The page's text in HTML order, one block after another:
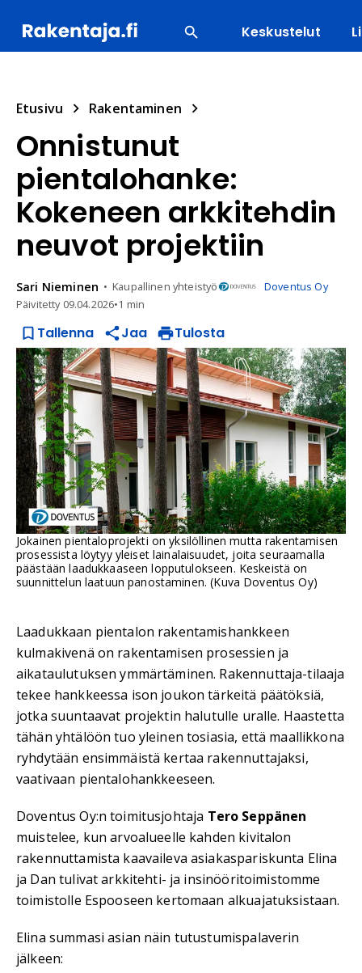
Keskustelut
Etusivu Rakentaminen
Onnistunut
pientalohanke:
Kokeneen arkkitehdin
neuvot projektiin
Sari Nieminen Kaupallinen yhteistyö
Doventus Oy
Päivitetty 09.04.2026•1 min
Tallenna Jaa Tulosta
Jokainen pientaloprojekti on yksilöllinen mutta rakentamisen
prosessista löytyy yleiset lainalaisuudet, joita seuraamalla
päästään laadukkaaseen lopputulokseen. Keskeistä on
suunnittelun laatuun panostaminen. (Kuva Doventus Oy)
Laadukkaan pientalon rakentamishankkeen
kulmakivenä on rakentamisen prosessien ja
aikataulutuksen ymmärtäminen. Rakennuttaja-tilaaja
tekee hankkeessa ison joukon tärkeitä päätöksiä,
jotka suuntaavat projektin halutulle uralle. Haastetta
tähän yhtälöön tuo yleinen tosiasia, että maallikkona
ryhdytään ensimmäistä kertaa rakennuttajaksi,
vaativaan pientalohankkeeseen.
Doventus Oy:n toimitusjohtaja Tero Seppänen
muistelee, kun arvoalueelle kahden kivitalon
rakennuttamista kaavaileva asiakaspariskunta Elina
ja Dan tulivat arkkitehti- ja insinööritoimistomme
toimistolle Espooseen kertomaan alkuajatuksistaan.
Elina summasi asian näin tutustumispalaverin
jälkeen: